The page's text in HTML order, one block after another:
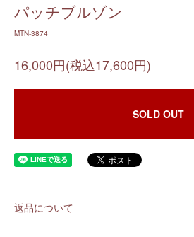
パッチブルゾン
MTN-3874
16,000円(税込17,600円)
SOLD OUT
返品について